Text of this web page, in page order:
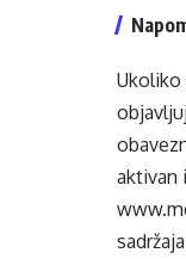
Ukoliko
aktivan